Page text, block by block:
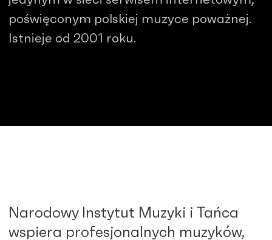
poświęconym polskiej muzyce poważnej.
Istnieje od 2001 roku.
Narodowy Instytut Muzyki i Tańca
wspiera profesjonalnych muzyków,